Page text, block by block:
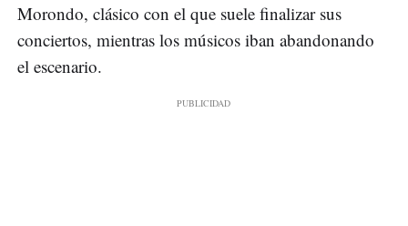
Morondo, clásico con el que suele finalizar sus
conciertos, mientras los músicos iban abandonando
el escenario.